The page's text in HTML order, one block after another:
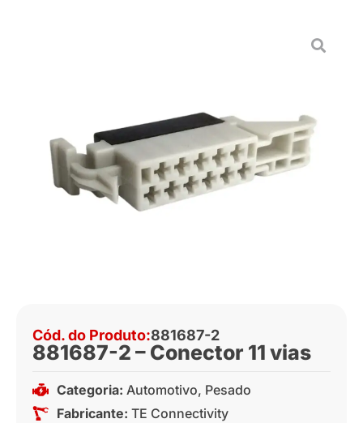
Cód. do Produto:881687-2
881687-2 – Conector 11 vias
Categoria: Automotivo, Pesado
Fabricante: TE Connectivity